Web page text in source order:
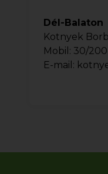
Dél-Balaton
Kotnyek
Mobil: 30/
E-mail: